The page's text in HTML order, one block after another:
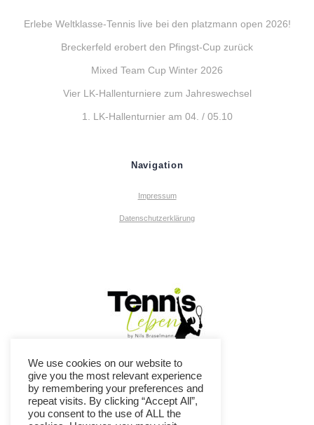
Erlebe Weltklasse-Tennis live bei den platzmann open 2026!
Breckerfeld erobert den Pfingst-Cup zurück
Mixed Team Cup Winter 2026
Vier LK-Hallenturniere zum Jahreswechsel
1. LK-Hallenturnier am 04. / 05.10
Navigation
Impressum
Datenschutzerklärung
We use cookies on our website to
give you the most relevant experience
by remembering your preferences and
repeat visits. By clicking “Accept All”,
you consent to the use of ALL the